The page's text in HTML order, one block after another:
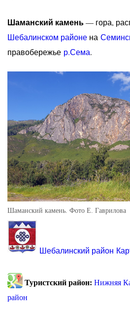
Шаманский камень— гора,
Шебалинском районе на
правобережье р.Сема.
Шаманский камень. Фото Е. Гаврилова
Шебалинский район
Туристский район: Нижняя
район